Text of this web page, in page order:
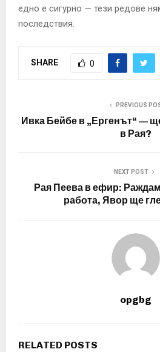
едно е сигурно — тези редове
последствия.
SHARE 0
PREVIOUS
Ивка Бейбе в „Ергенът“ —
в Рая?
NEXT POST
Рая Пеева в ефир:
работа, Явор ще
opgbg
RELATED POSTS